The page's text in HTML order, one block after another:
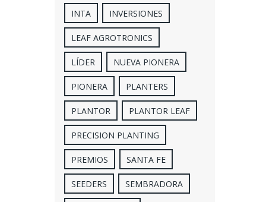
INTA INVERSIONES
LEAF AGROTRONICS
LÍDER NUEVA PIONERA
PIONERA PLANTERS
PLANTOR PLANTOR LEAF
PRECISION PLANTING
PREMIOS SANTA FE
SEEDERS SEMBRADORA